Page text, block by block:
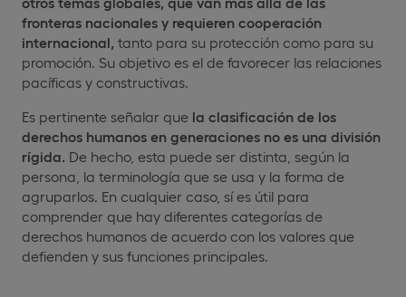
fronteras nacionales y requieren cooperación
internacional, tanto para su protección como para su
promoción. Su objetivo es el de favorecer las relaciones
pacíficas y constructivas.
Es pertinente señalar que la clasificación de los
derechos humanos en generaciones no es una división
rígida. De hecho, esta puede ser distinta, según la
persona, la terminología que se usa y la forma de
agruparlos. En cualquier caso, sí es útil para
comprender que hay diferentes categorías de
derechos humanos de acuerdo con los valores que
defienden y sus funciones principales.